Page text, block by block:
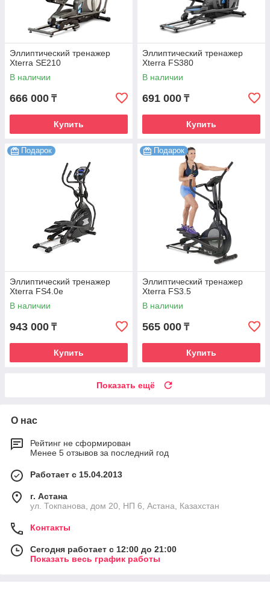
Эллиптический тренажер
Xterra SE210
В наличии
666 000 ₸
Купить
Эллиптический тренажер
Xterra FS380
В наличии
691 000 ₸
Купить
Подарок
Эллиптический тренажер
Xterra FS4.0е
В наличии
943 000 ₸
Купить
Подарок
Эллиптический тренажер
Xterra FS3.5
В наличии
565 000 ₸
Купить
Показать ещё
О нас
Рейтинг не сформирован
Менее 5 отзывов за последний год
Работает с 15.04.2013
г. Астана
ул. Токпанова, дом 20, НП 6, Астана, Казахстан
Контакты
Сегодня работает с 12:00 до 21:00
Показать весь график работы